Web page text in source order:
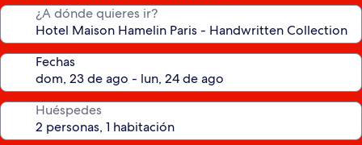
¿A dónde quieres ir?
Fechas
Huéspedes